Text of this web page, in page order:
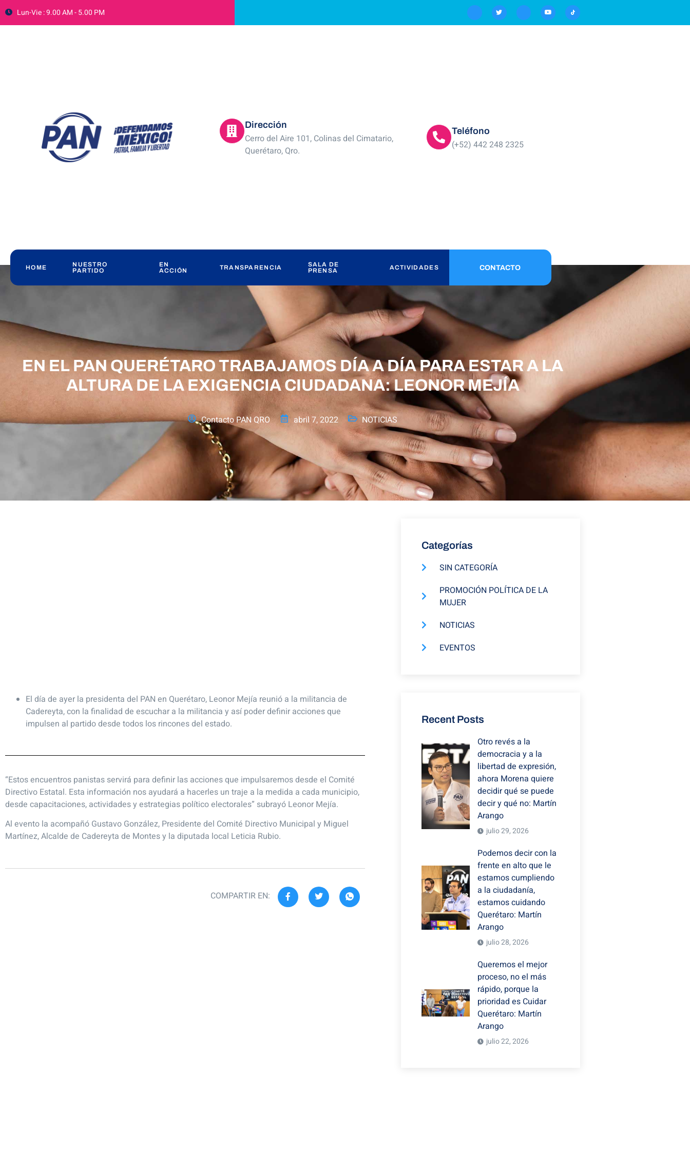
Lun-Vie : 9.00 AM - 5.00 PM
Dirección
Cerro del Aire 101, Colinas del Cimatario,
Querétaro, Qro.
Teléfono
(+52) 442 248 2325
HOME
NUESTRO
PARTIDO
EN
ACCIÓN
TRANSPARENCIA
SALA DE
PRENSA
ACTIVIDADES CONTACTO
EN EL PAN QUERÉTARO TRABAJAMOS DÍA A DÍA PARA ESTAR A LA
ALTURA DE LA EXIGENCIA CIUDADANA: LEONOR MEJÍA
Contacto PAN QRO abril 7, 2022 NOTICIAS
El día de ayer la presidenta del PAN en Querétaro, Leonor Mejía reunió a la militancia de
Cadereyta, con la finalidad de escuchar a la militancia y así poder definir acciones que
impulsen al partido desde todos los rincones del estado.
“Estos encuentros panistas servirá para definir las acciones que impulsaremos desde el Comité
Directivo Estatal. Esta información nos ayudará a hacerles un traje a la medida a cada municipio,
desde capacitaciones, actividades y estrategias político electorales” subrayó Leonor Mejía.
Al evento la acompañó Gustavo González, Presidente del Comité Directivo Municipal y Miguel
Martínez, Alcalde de Cadereyta de Montes y la diputada local Leticia Rubio.
COMPARTIR EN:
Categorías
SIN CATEGORÍA
PROMOCIÓN POLÍTICA DE LA
MUJER
NOTICIAS
EVENTOS
Recent Posts
Otro revés a la
democracia y a la
libertad de expresión,
ahora Morena quiere
decidir qué se puede
decir y qué no: Martín
Arango
julio 29, 2026
Podemos decir con la
frente en alto que le
estamos cumpliendo
a la ciudadanía,
estamos cuidando
Querétaro: Martín
Arango
julio 28, 2026
Queremos el mejor
proceso, no el más
rápido, porque la
prioridad es Cuidar
Querétaro: Martín
Arango
julio 22, 2026